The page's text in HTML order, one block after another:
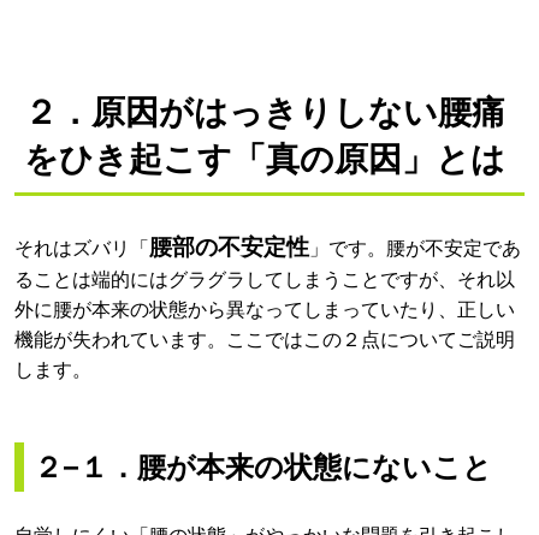
２．原因がはっきりしない腰痛
をひき起こす「真の原因」とは
それはズバリ「 腰部の不安定性 」です。腰が不安定であ
ることは端的にはグラグラしてしまうことですが、それ以
外に腰が本来の状態から異なってしまっていたり、正しい
機能が失われています。ここではこの２点についてご説明
します。
２−１．腰が本来の状態にないこと